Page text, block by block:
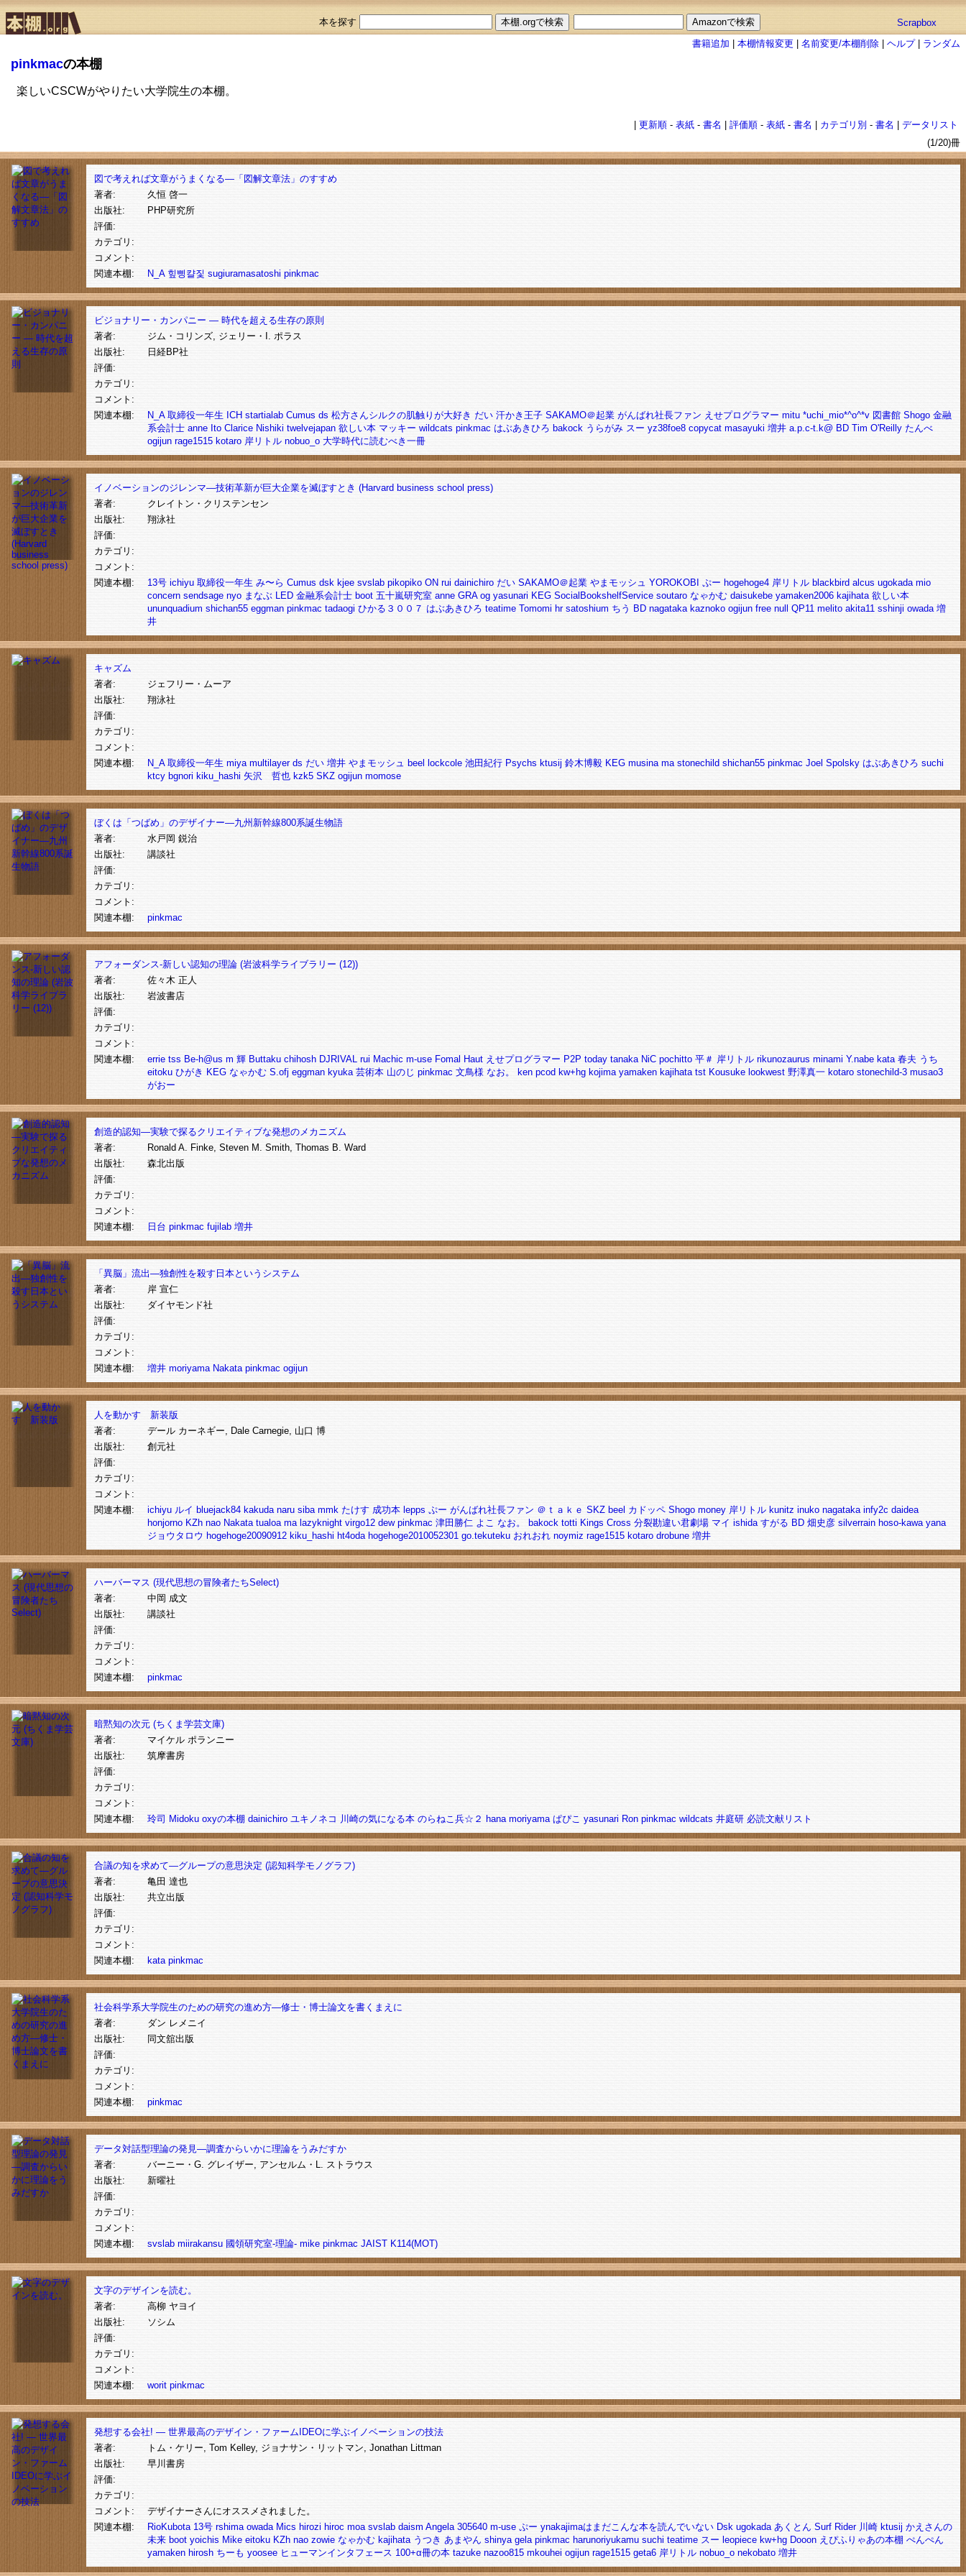
本を探す
Scrapbox
書籍追加 |本棚情報変更 |名前変更/本棚削除 |ヘルプ| ランダム
pinkmacの本棚
楽しいCSCWがやりたい大学院生の本棚。
更新順 -表紙 -書名 |評価順 -表紙 -書名 カテゴリ別 -書名 |データリスト
(1/20)冊
図で考えれば文章がうまくなる―「図解文章法」のすすめ
著者:
久恒 啓一
出版社:
PHP研究所
評価:
カテゴリ:
コメント:
関連本棚:
N_A 힢삥캴짗 sugiuramasatoshi pinkmac
ビジョナリー・カンパニー ― 時代を超える生存の原則
著者:
ジム・コリンズ, ジェリー・I. ポラス
出版社:
日経BP社
評価:
カテゴリ:
コメント:
関連本棚:
N_A 取締役一年生 ICH startialab Cumus ds 松方さんシルクの肌触りが大好き だい 汗かき王子 SAKAMO＠起業 がんばれ社長ファン えせプログラマー mitu *uchi_mio*^o^*v 図書館 Shogo 金融
系会計士 anne Ito Clarice Nishiki twelvejapan 欲しい本 マッキー wildcats pinkmac はぶあきひろ bakock うらがみ スー yz38foe8 copycat masayuki 増井 a.p.c-t.k@ BD Tim O'Reilly たんべ
ogijun rage1515 kotaro 岸リトル nobuo_o 大学時代に読むべき一冊
イノベーションのジレンマ―技術革新が巨大企業を滅ぼすとき (Harvard business school press)
著者:
クレイトン・クリステンセン
出版社:
翔泳社
評価:
カテゴリ:
コメント:
関連本棚:
13号 ichiyu 取締役一年生 み〜ら Cumus dsk kjee svslab pikopiko ON rui dainichiro だい SAKAMO＠起業 やまモッシュ YOROKOBI ぷー hogehoge4 岸リトル blackbird alcus ugokada mio
concern sendsage nyo まなぶ LED 金融系会計士 boot 五十嵐研究室 anne GRA og yasunari KEG SocialBookshelfService soutaro なゃかむ daisukebe yamaken2006 kajihata 欲しい本
ununquadium shichan55 eggman pinkmac tadaogi ひかる３００７ はぶあきひろ teatime Tomomi hr satoshium ちう BD nagataka kaznoko ogijun free null QP11 melito akita11 sshinji owada 増
井
キャズム
著者:
ジェフリー・ムーア
出版社:
翔泳社
評価:
カテゴリ:
コメント:
関連本棚:
N_A 取締役一年生 miya multilayer ds だい 増井 やまモッシュ beel lockcole 池田紀行 Psychs ktusij 鈴木博毅 KEG musina ma stonechild shichan55 pinkmac Joel Spolsky はぶあきひろ suchi
ktcy bgnori kiku_hashi 矢沢 哲也 kzk5 SKZ ogijun momose
ぼくは「つばめ」のデザイナー―九州新幹線800系誕生物語
著者:
水戸岡 鋭治
出版社:
講談社
評価:
カテゴリ:
コメント:
関連本棚:
pinkmac
アフォーダンス-新しい認知の理論 (岩波科学ライブラリー (12))
著者:
佐々木 正人
出版社:
岩波書店
評価:
カテゴリ:
コメント:
関連本棚:
errie tss Be-h@us m 輝 Buttaku chihosh DJRIVAL rui Machic m-use Fomal Haut えせプログラマー P2P today tanaka NiC pochitto 平＃ 岸リトル rikunozaurus minami Y.nabe kata 春夫 うち
eitoku ひがき KEG なゃかむ S.ofj eggman kyuka 芸術本 山のじ pinkmac 文鳥様 なお。 ken pcod kw+hg kojima yamaken kajihata tst Kousuke lookwest 野澤真一 kotaro stonechild-3 musao3
がおー
創造的認知―実験で探るクリエイティブな発想のメカニズム
著者:
Ronald A. Finke, Steven M. Smith, Thomas B. Ward
出版社:
森北出版
評価:
カテゴリ:
コメント:
関連本棚:
日台 pinkmac fujilab 増井
「異脳」流出―独創性を殺す日本というシステム
著者:
岸 宣仁
出版社:
ダイヤモンド社
評価:
カテゴリ:
コメント:
関連本棚:
増井 moriyama Nakata pinkmac ogijun
人を動かす 新装版
著者:
デール カーネギー, Dale Carnegie, 山口 博
出版社:
創元社
評価:
カテゴリ:
コメント:
関連本棚:
ichiyu ルイ bluejack84 kakuda naru siba mmk たけす 成功本 lepps ぷー がんばれ社長ファン ＠ｔａｋｅ SKZ beel カドッペ Shogo money 岸リトル kunitz inuko nagataka infy2c daidea
honjorno KZh nao Nakata tualoa ma lazyknight virgo12 dew pinkmac 津田勝仁 よこ なお。 bakock totti Kings Cross 分裂勘違い君劇場 マイ ishida すがる BD 畑史彦 silverrain hoso-kawa yana
ジョウタロウ hogehoge20090912 kiku_hashi ht4oda hogehoge2010052301 go.tekuteku おれおれ noymiz rage1515 kotaro drobune 増井
ハーバーマス (現代思想の冒険者たちSelect)
著者:
中岡 成文
出版社:
講談社
評価:
カテゴリ:
コメント:
関連本棚:
pinkmac
暗黙知の次元 (ちくま学芸文庫)
著者:
マイケル ポランニー
出版社:
筑摩書房
評価:
カテゴリ:
コメント:
関連本棚:
玲司 Midoku oxyの本棚 dainichiro ユキノネコ 川崎の気になる本 のらねこ兵☆２ hana moriyama ぱぴこ yasunari Ron pinkmac wildcats 井庭研 必読文献リスト
合議の知を求めて―グループの意思決定 (認知科学モノグラフ)
著者:
亀田 達也
出版社:
共立出版
評価:
カテゴリ:
コメント:
関連本棚:
kata pinkmac
社会科学系大学院生のための研究の進め方―修士・博士論文を書くまえに
著者:
ダン レメニイ
出版社:
同文舘出版
評価:
カテゴリ:
コメント:
関連本棚:
pinkmac
データ対話型理論の発見―調査からいかに理論をうみだすか
著者:
バーニー・G. グレイザー, アンセルム・L. ストラウス
出版社:
新曜社
評価:
カテゴリ:
コメント:
関連本棚:
svslab miirakansu 國領研究室-理論- mike pinkmac JAIST K114(MOT)
文字のデザインを読む。
著者:
高柳 ヤヨイ
出版社:
ソシム
評価:
カテゴリ:
コメント:
関連本棚:
worit pinkmac
発想する会社! ― 世界最高のデザイン・ファームIDEOに学ぶイノベーションの技法
著者:
トム・ケリー, Tom Kelley, ジョナサン・リットマン, Jonathan Littman
出版社:
早川書房
評価:
カテゴリ:
コメント:
デザイナーさんにオススメされました。
関連本棚:
RioKubota 13号 rshima owada Mics hirozi hiroc moa svslab daism Angela 305640 m-use ぷー ynakajimaはまだこんな本を読んでいない Dsk ugokada あくとん Surf Rider 川崎 ktusij かえさんの
未来 boot yoichis Mike eitoku KZh nao zowie なゃかむ kajihata うつき あまやん shinya gela pinkmac harunoriyukamu suchi teatime スー leopiece kw+hg Dooon えぴふりゃあの本棚 ぺんぺん
yamaken hirosh ちーも yoosee ヒューマンインタフェース 100+α冊の本 tazuke nazoo815 mkouhei ogijun rage1515 geta6 岸リトル nobuo_o nekobato 増井